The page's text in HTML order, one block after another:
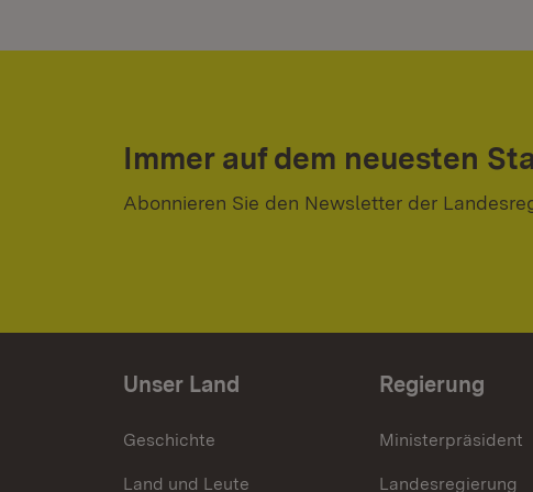
Immer auf dem neuesten
Abonnieren Sie den Newsletter der
Unser Land
Geschichte
Land und Leute
Regierung
Ministerpräsident
Landesregierung